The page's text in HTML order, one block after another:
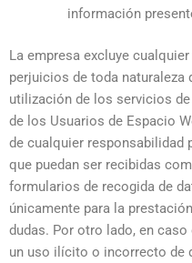
información
La empresa excluye
perjuicios de toda naturaleza
utilización de los servicios
de los Usuarios de Espacio
de cualquier responsabilidad
que puedan ser recibidas
formularios de recogida de
únicamente para la
dudas. Por otro lado, en
un uso ilícito o incorrecto de